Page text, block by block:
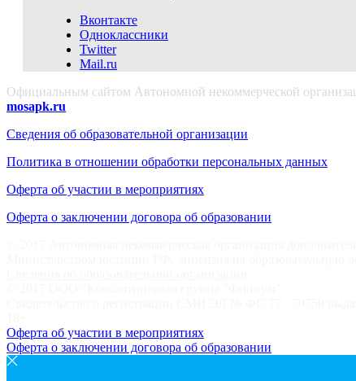
Вконтакте
Одноклассники
Twitter
Mail.ru
Официальным сайтом Автономной некоммерческой
mosapk.ru
Сведения об образовательной организации
Политика в отношении обработки персональных данных
Оферта об участии в мероприятиях
Оферта о заключении договора об образовании
Оферта об участии в мероприятиях
Оферта о заключении договора об образовании